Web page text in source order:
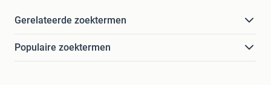
Gerelateerde zoektermen
Populaire zoektermen